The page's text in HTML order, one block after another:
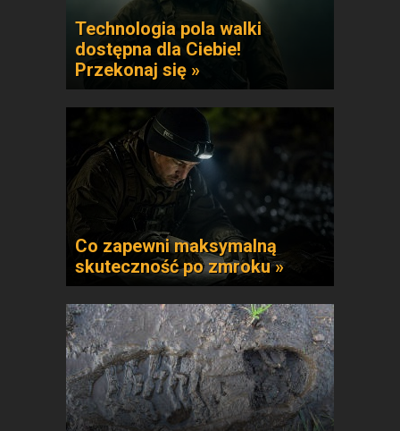
Technologia pola walki
dostępna dla Ciebie!
Przekonaj się »
Co zapewni maksymalną
skuteczność po zmroku »